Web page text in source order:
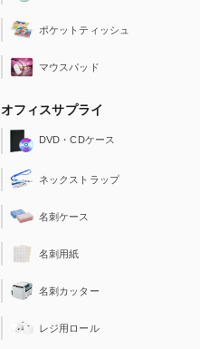
ポケットティッシュ
マウスパッド
オフィスサプライ
DVD・CDケース
ネックストラップ
名刺ケース
名刺用紙
名刺カッター
レジ用ロール